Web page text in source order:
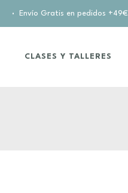
· Envío Gratis en pedidos +49€
CLASES Y TALLERES